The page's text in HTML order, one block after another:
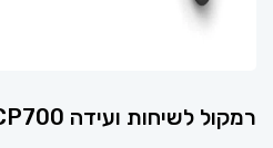
רמקול לשיחות ועידה CP700